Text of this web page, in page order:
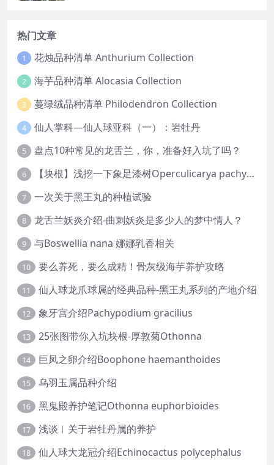
热门文章
1 花烛品种清单 Anthurium Collection
2 海芋品种清单 Alocasia Collection
3 蔓绿绒品种清单 Philodendron Collection
4 仙人掌科—仙人球亚科（一）：岩牡丹
5 盘点10种常见的龙舌兰，你，准备好入坑了吗？
6 【块根】浅挖一下象足漆树Operculicarya pachypus
7 一次关于黑王丸的种植试验
8 龙舌兰妖炎介绍-曲刺妖炎是多少人的梦中情人？
9 与Boswellia nana 娜娜乳香相关
10 要么养死，要么成精！骨灰级海芋养护攻略
11 仙人球龙爪球属的经典品种-黑王丸系列的产地介绍
12 象牙宫介绍Pachypodium gracilius
13 25张图带你入坑块根-厚敦菊Othonna
14 巨凤之卵介绍Boophone haemanthoides
15 乌羽玉属品种介绍
16 黑鬼殿养护笔记Othonna euphorbioides
17 浅谈︱关于岩牡丹属的养护
18 仙人球大龙冠介绍Echinocactus polycephalus